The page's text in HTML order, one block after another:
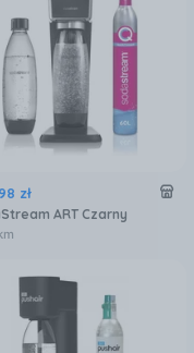
zł
ART Czarny